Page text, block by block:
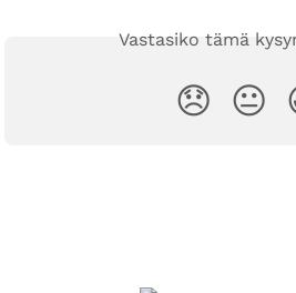
Vastasiko tämä
😞 😐